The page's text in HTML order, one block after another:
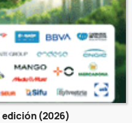
edición (2026)